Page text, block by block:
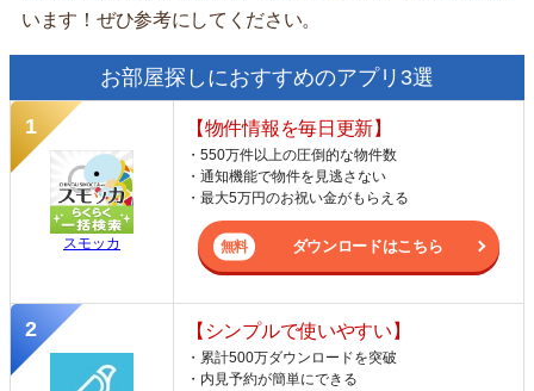
います！ぜひ参考にしてください。
お部屋探しにおすすめのアプリ3選
スモッカ
【物件情報を毎日更新】
・550万件以上の圧倒的な物件数
・通知機能で物件を見逃さない
・最大5万円のお祝い金がもらえる
ダウンロードはこちら
【シンプルで使いやすい】
・累計500万ダウンロードを突破
・内見予約が簡単にできる